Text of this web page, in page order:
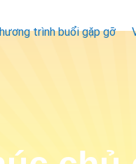
trình buổi gặp gỡ